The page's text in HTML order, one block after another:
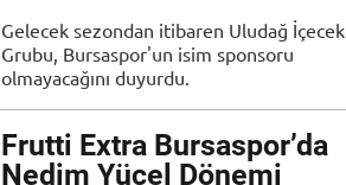
Gelecek sezondan itibaren Uludağ İçecek
Grubu, Bursaspor'un isim sponsoru
olmayacağını duyurdu.
Frutti Extra Bursaspor’da
Nedim Yücel Dönemi